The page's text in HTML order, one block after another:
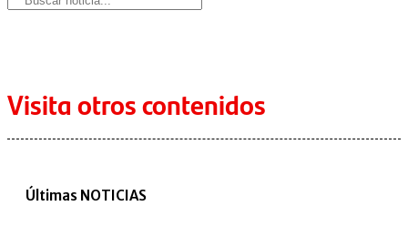
Visita otros contenidos
Últimas NOTICIAS